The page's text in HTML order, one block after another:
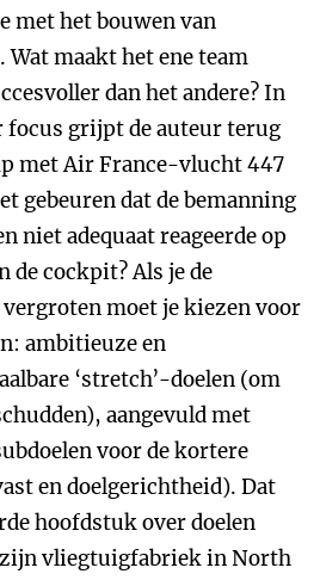
met het bouwen van
maakt het ene team
dan het andere? In
focus grijpt de auteur terug
met Air France-vlucht 447
gebeuren dat de bemanning
niet adequaat reageerde op
de cockpit? Als je de
moet je kiezen voor
ambitieuze en
‘stretch’-doelen (om
aangevuld met
voor de kortere
en doelgerichtheid). Dat
hoofdstuk over doelen
vliegtuigfabriek in North